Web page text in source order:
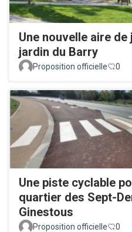
Une nouvelle aire de
jardin du Barry
Proposition officielle 0
Une piste cyclable
quartier des Sept-
Ginestous
Proposition officielle 0